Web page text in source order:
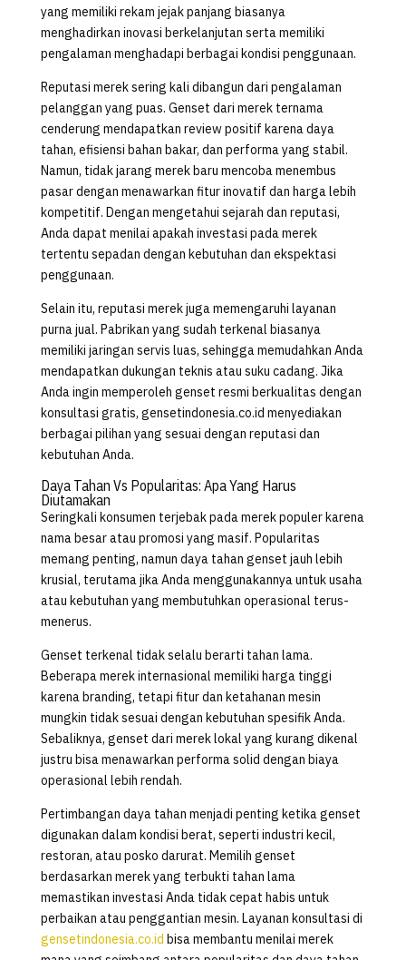
yang memiliki rekam jejak panjang biasanya
menghadirkan inovasi berkelanjutan serta memiliki
pengalaman menghadapi berbagai kondisi penggunaan.
Reputasi merek sering kali dibangun dari pengalaman
pelanggan yang puas. Genset dari merek ternama
cenderung mendapatkan review positif karena daya
tahan, efisiensi bahan bakar, dan performa yang stabil.
Namun, tidak jarang merek baru mencoba menembus
pasar dengan menawarkan fitur inovatif dan harga lebih
kompetitif. Dengan mengetahui sejarah dan reputasi,
Anda dapat menilai apakah investasi pada merek
tertentu sepadan dengan kebutuhan dan ekspektasi
penggunaan.
Selain itu, reputasi merek juga memengaruhi layanan
purna jual. Pabrikan yang sudah terkenal biasanya
memiliki jaringan servis luas, sehingga memudahkan Anda
mendapatkan dukungan teknis atau suku cadang. Jika
Anda ingin memperoleh genset resmi berkualitas dengan
konsultasi gratis, gensetindonesia.co.id menyediakan
berbagai pilihan yang sesuai dengan reputasi dan
kebutuhan Anda.
Daya Tahan Vs Popularitas: Apa Yang Harus
Diutamakan
Seringkali konsumen terjebak pada merek populer karena
nama besar atau promosi yang masif. Popularitas
memang penting, namun daya tahan genset jauh lebih
krusial, terutama jika Anda menggunakannya untuk usaha
atau kebutuhan yang membutuhkan operasional terus-
menerus.
Genset terkenal tidak selalu berarti tahan lama.
Beberapa merek internasional memiliki harga tinggi
karena branding, tetapi fitur dan ketahanan mesin
mungkin tidak sesuai dengan kebutuhan spesifik Anda.
Sebaliknya, genset dari merek lokal yang kurang dikenal
justru bisa menawarkan performa solid dengan biaya
operasional lebih rendah.
Pertimbangan daya tahan menjadi penting ketika genset
digunakan dalam kondisi berat, seperti industri kecil,
restoran, atau posko darurat. Memilih genset
berdasarkan merek yang terbukti tahan lama
memastikan investasi Anda tidak cepat habis untuk
perbaikan atau penggantian mesin. Layanan konsultasi di
gensetindonesia.co.id bisa membantu menilai merek